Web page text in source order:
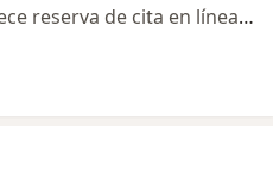
Este especialista no ofrece reserva de cita en línea en esta dirección.